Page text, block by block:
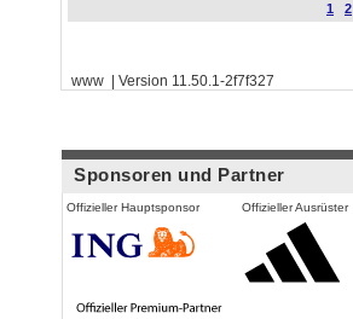
1 2
www | Version 11.50.1-2f7f327
Sponsoren und Partner
Offizieller Hauptsponsor Offizieller Ausrüster